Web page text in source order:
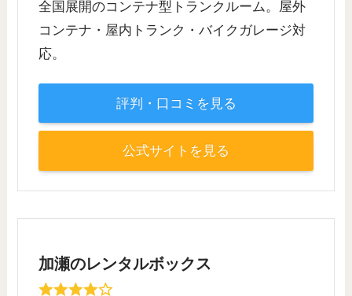
全国展開のコンテナ型トランクルーム。屋外
コンテナ・屋内トランク・バイクガレージ対
応。
評判・口コミを見る
公式サイトを見る
加瀬のレンタルボックス